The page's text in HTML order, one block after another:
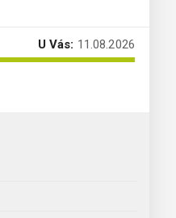
U Vás: 11.08.2026